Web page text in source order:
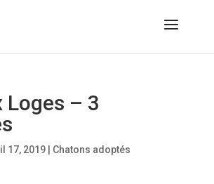
Loges – 3
17, 2019| Chatons adoptés